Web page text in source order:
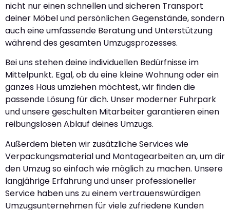
nicht nur einen schnellen und sicheren Transport
deiner Möbel und persönlichen Gegenstände, sondern
auch eine umfassende Beratung und Unterstützung
während des gesamten Umzugsprozesses.
Bei uns stehen deine individuellen Bedürfnisse im
Mittelpunkt. Egal, ob du eine kleine Wohnung oder ein
ganzes Haus umziehen möchtest, wir finden die
passende Lösung für dich. Unser moderner Fuhrpark
und unsere geschulten Mitarbeiter garantieren einen
reibungslosen Ablauf deines Umzugs.
Außerdem bieten wir zusätzliche Services wie
Verpackungsmaterial und Montagearbeiten an, um dir
den Umzug so einfach wie möglich zu machen. Unsere
langjährige Erfahrung und unser professioneller
Service haben uns zu einem vertrauenswürdigen
Umzugsunternehmen für viele zufriedene Kunden